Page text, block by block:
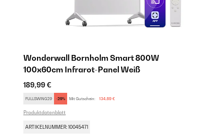
Wonderwall Bornholm Smart 800W
100x60cm Infrarot-Panel​​ Weiß
189,99 €
FULLSWING29 -29% Mit Gutschein: 134,89 €
Produktdatenblatt
ARTIKELNUMMER: 10045471